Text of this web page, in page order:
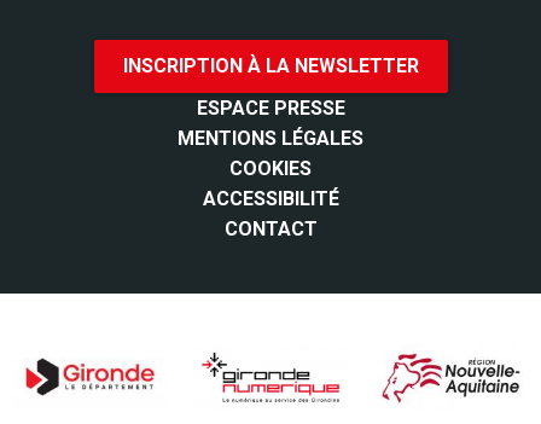
INSCRIPTION À LA NEWSLETTER
ESPACE PRESSE
MENTIONS LÉGALES
COOKIES
ACCESSIBILITÉ
CONTACT